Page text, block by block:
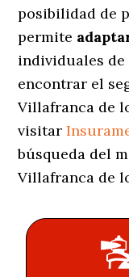
posibilidad de
permite
individuales de
encontrar el
Villafranca de
visitar
búsqueda del
Villafranca de